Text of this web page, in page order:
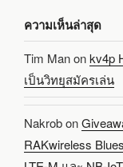
ความเห็นล่าสุด
Tim Manonkv4p
เป็นวิทยุสมัครเล่น
Nakrobon
RAKwireless